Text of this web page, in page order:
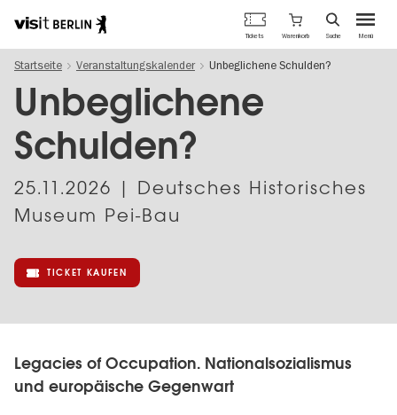
zum
Inhalt
Berlins
offizielles
Tourismusportal
Menü
Tickets Warenkorb Suche
Startseite Veranstaltungskalender Unbeglichene Schulden?
Unbeglichene
Schulden?
25.11.2026 | Deutsches Historisches
Museum Pei-Bau
TICKET KAUFEN
Legacies of Occupation. Nationalsozialismus
und europäische Gegenwart